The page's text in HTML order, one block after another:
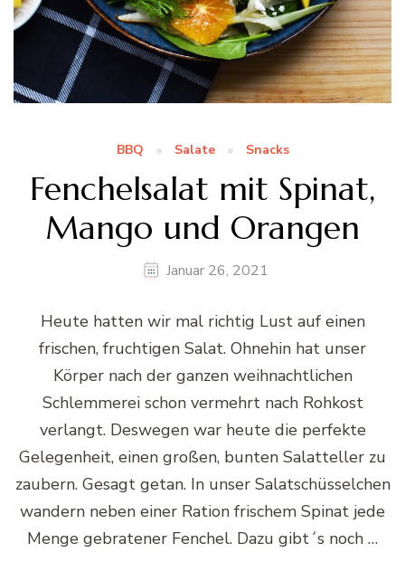
BBQ Salate Snacks
Fenchelsalat mit Spinat,
Mango und Orangen
Januar 26, 2021
Heute hatten wir mal richtig Lust auf einen
frischen, fruchtigen Salat. Ohnehin hat unser
Körper nach der ganzen weihnachtlichen
Schlemmerei schon vermehrt nach Rohkost
verlangt. Deswegen war heute die perfekte
Gelegenheit, einen großen, bunten Salatteller zu
zaubern. Gesagt getan. In unser Salatschüsselchen
wandern neben einer Ration frischem Spinat jede
Menge gebratener Fenchel. Dazu gibt´s noch …